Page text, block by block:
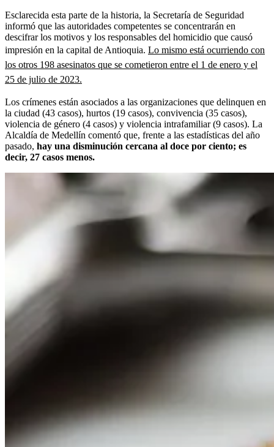
Esclarecida esta parte de la historia, la Secretaría de Seguridad
informó que las autoridades competentes se concentrarán en
descifrar los motivos y los responsables del homicidio que causó
impresión en la capital de Antioquia. Lo mismo está ocurriendo con
los otros 198 asesinatos que se cometieron entre el 1 de enero y el
25 de julio de 2023.
Los crímenes están asociados a las organizaciones que delinquen en
la ciudad (43 casos), hurtos (19 casos), convivencia (35 casos),
violencia de género (4 casos) y violencia intrafamiliar (9 casos). La
Alcaldía de Medellín comentó que, frente a las estadísticas del año
pasado, hay una disminución cercana al doce por ciento; es
decir, 27 casos menos.